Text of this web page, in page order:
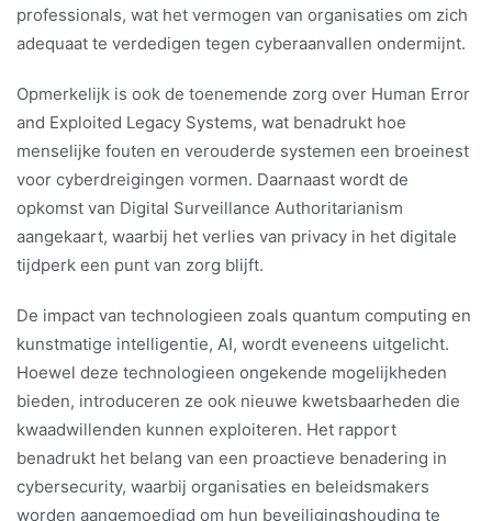
professionals, wat het vermogen van organisaties om zich
adequaat te verdedigen tegen cyberaanvallen ondermijnt.
Opmerkelijk is ook de toenemende zorg over Human Error
and Exploited Legacy Systems, wat benadrukt hoe
menselijke fouten en verouderde systemen een broeinest
voor cyberdreigingen vormen. Daarnaast wordt de
opkomst van Digital Surveillance Authoritarianism
aangekaart, waarbij het verlies van privacy in het digitale
tijdperk een punt van zorg blijft.
De impact van technologieen zoals quantum computing en
kunstmatige intelligentie, AI, wordt eveneens uitgelicht.
Hoewel deze technologieen ongekende mogelijkheden
bieden, introduceren ze ook nieuwe kwetsbaarheden die
kwaadwillenden kunnen exploiteren. Het rapport
benadrukt het belang van een proactieve benadering in
cybersecurity, waarbij organisaties en beleidsmakers
worden aangemoedigd om hun beveiligingshouding te